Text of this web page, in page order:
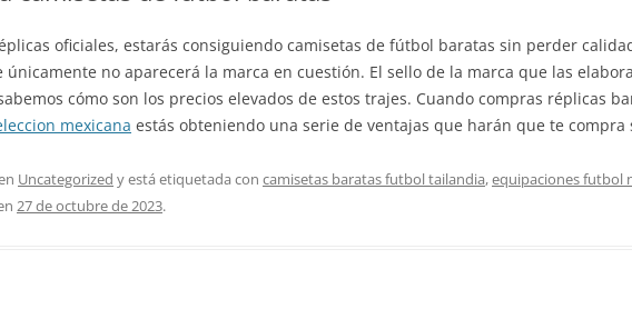
oficiales, estarás consiguiendo camisetas de fútbol baratas sin perder
únicamente no aparecerá la marca en cuestión. El sello de la marca que las
cómo son los precios elevados de estos trajes. Cuando compras réplicas
mexicana estás obteniendo una serie de ventajas que harán que te compra
Uncategorized y está etiquetada con camisetas baratas futbol tailandia,equipaciones futbol
27 de octubre de 2023.